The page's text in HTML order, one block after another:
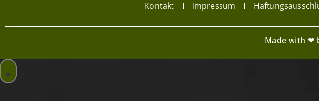
Kontakt Impressum
Made with ❤